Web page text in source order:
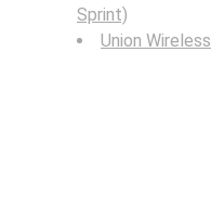
Sprint)
Union Wireless